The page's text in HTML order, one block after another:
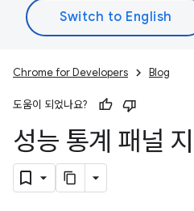
Chrome for Developers Blog
도움이 되었나요?
성능 통계 패널